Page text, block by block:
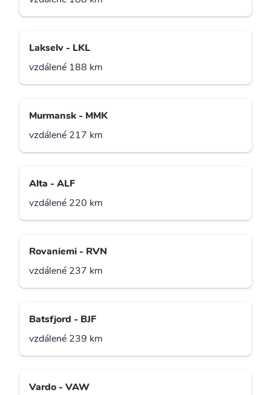
Lakselv - LKL
vzdálené 188 km
Murmansk - MMK
vzdálené 217 km
Alta - ALF
vzdálené 220 km
Rovaniemi - RVN
vzdálené 237 km
Batsfjord - BJF
vzdálené 239 km
Vardo - VAW